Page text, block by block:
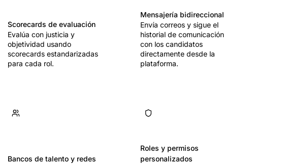
Scorecards de evaluación
Evalúa con justicia y
objetividad usando
scorecards estandarizadas
para cada rol.
Mensajería bidireccional
Envía correos y sigue el
historial de comunicación
con los candidatos
directamente desde la
plataforma.
Bancos de talento y redes
Roles y permisos
personalizados